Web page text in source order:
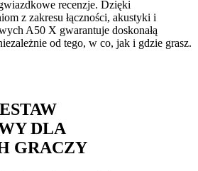
recenzje. Dzięki
z zakresu łączności, akustyki i
A50 X gwarantuje doskonałą
od tego, w co, jak i gdzie grasz.
DLA
GRACZY